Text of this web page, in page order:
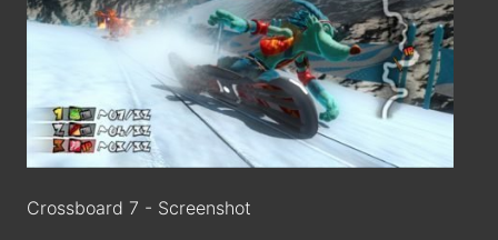
Crossboard 7 - Screenshot